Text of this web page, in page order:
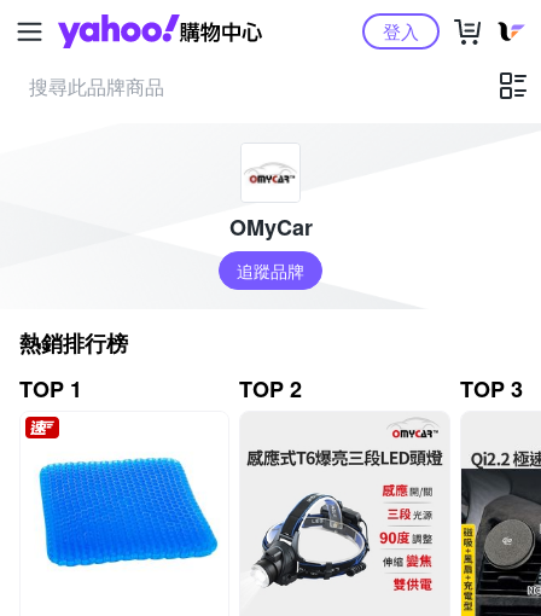
Yahoo購物中心登入
OMyCar
追蹤品牌
熱銷排行榜
TOP 1
TOP 2 TOP 3